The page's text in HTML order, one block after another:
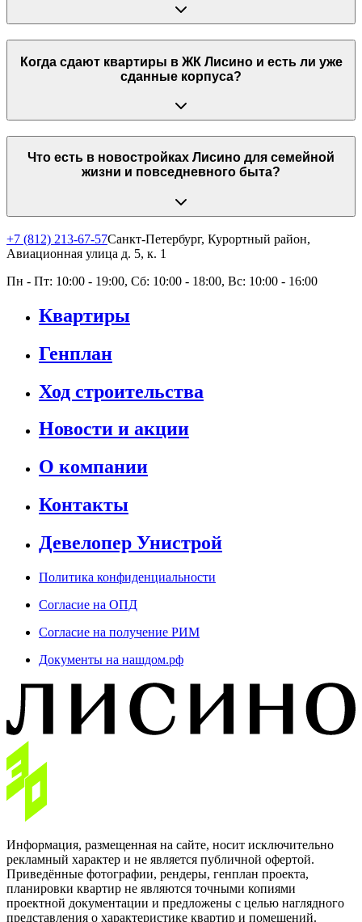
Когда сдают квартиры в ЖК Лисино и есть ли уже
сданные корпуса?
Что есть в новостройках Лисино для семейной
жизни и повседневного быта?
+7 (812) 213-67-57Санкт-Петербург, Курортный район,
Авиационная улица д. 5, к. 1
Пн - Пт: 10:00 - 19:00, Сб: 10:00 - 18:00, Вс: 10:00 - 16:00
Квартиры
Генплан
Ход строительства
Новости и акции
О компании
Контакты
Девелопер Унистрой
Политика конфиденциальности
Согласие на ОПД
Согласие на получение РИМ
Документы на нашдом.рф
Информация, размещенная на сайте, носит исключительно
рекламный характер и не является публичной офертой.
Приведённые фотографии, рендеры, генплан проекта,
планировки квартир не являются точными копиями
проектной документации и предложены с целью наглядного
представления о характеристике квартир и помещений.